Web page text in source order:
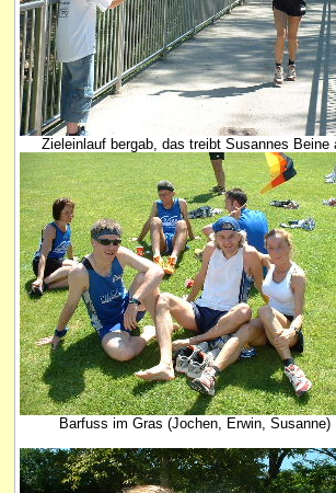
Zieleinlauf bergab, das treibt Susannes Beine
Barfuss im Gras (Jochen, Erwin, Susanne)